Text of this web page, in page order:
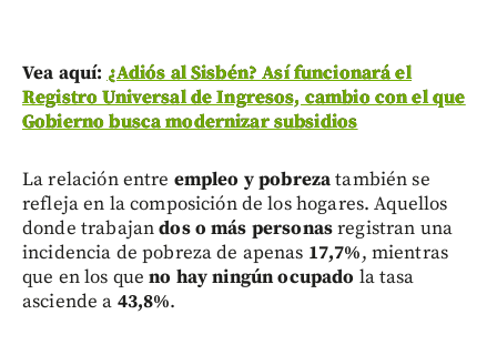
Vea aquí: ¿Adiós al Sisbén? Así funcionará el
Registro Universal de Ingresos, cambio con el que
Gobierno busca modernizar subsidios
La relación entre empleo y pobrezatambién se
refleja en la composición de los hogares. Aquellos
donde trabajandos o más personasregistran una
incidencia de pobreza de apenas 17,7%, mientras
que en los queno hay ningún ocupado la tasa
asciende a 43,8%.